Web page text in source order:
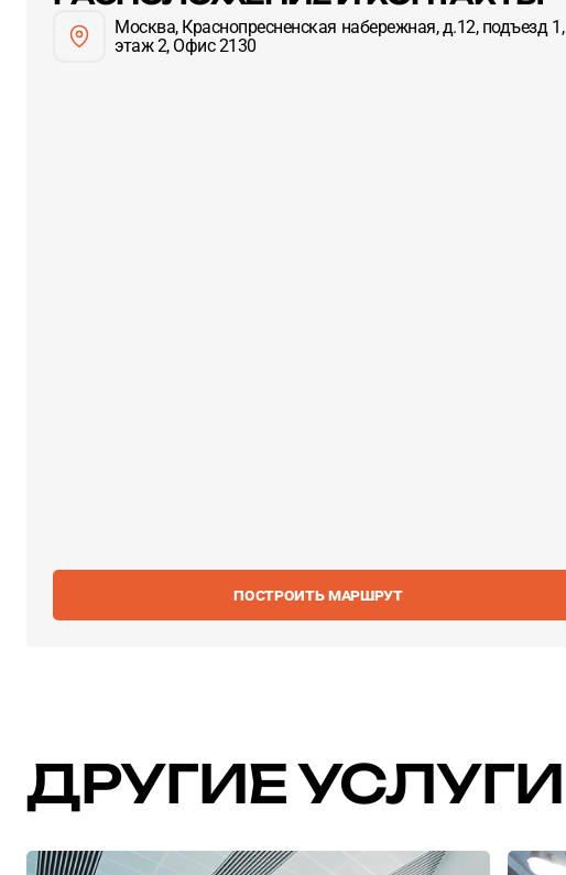
Москва, Краснопресненская набережная, д.12, подъезд 1,
этаж 2, Офис 2130
ПОСТРОИТЬ МАРШРУТ
ДРУГИЕ УСЛУГИ